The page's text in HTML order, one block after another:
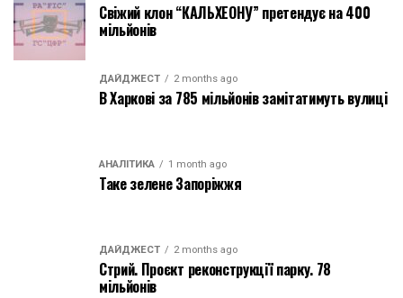
Свіжий клон “КАЛЬХЕОНУ” претендує на 400
мільйонів
ДАЙДЖЕСТ 2 months ago
В Харкові за 785 мільйонів замітатимуть вулиці
АНАЛІТИКА 1 month ago
Таке зелене Запоріжжя
ДАЙДЖЕСТ 2 months ago
Стрий. Проєкт реконструкції парку. 78
мільйонів